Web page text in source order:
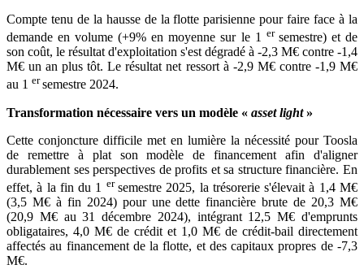
Compte tenu de la hausse de la flotte parisienne pour faire face à la
demande en volume (+9% en moyenne sur le 1 er semestre) et de
son coût, le résultat d'exploitation s'est dégradé à -2,3 M€ contre -1,4
M€ un an plus tôt. Le résultat net ressort à -2,9 M€ contre -1,9 M€
au 1 ersemestre 2024.
Transformation nécessaire vers un modèle « asset light»
Cette conjoncture difficile met en lumière la nécessité pour Toosla
de remettre à plat son modèle de financement afin d'aligner
durablement ses perspectives de profits et sa structure financière. En
effet, à la fin du 1 er semestre 2025, la trésorerie s'élevait à 1,4 M€
(3,5 M€ à fin 2024) pour une dette financière brute de 20,3 M€
(20,9 M€ au 31 décembre 2024), intégrant 12,5 M€ d'emprunts
obligataires, 4,0 M€ de crédit et 1,0 M€ de crédit-bail directement
affectés au financement de la flotte, et des capitaux propres de -7,3
M€.